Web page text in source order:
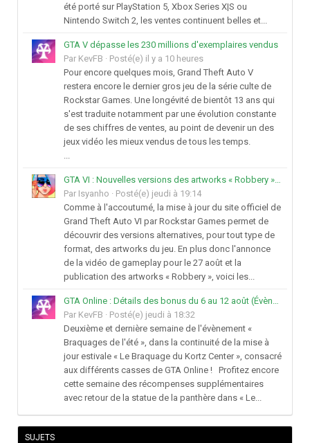
été porté sur PlayStation 5, Xbox Series X|S ou
Nintendo Switch 2, les ventes continuent belles et...
GTA V dépasse les 230 millions d'exemplaires vendus
Par KevFB · Posté(e) il y a 10 heures
Pour encore quelques mois, Grand Theft Auto V
restera encore le dernier gros jeu de la série culte de
Rockstar Games. Une longévité de bientôt 13 ans qui
s'est traduite notamment par une évolution constante
de ses chiffres de ventes, au point de devenir un des
jeux vidéo les mieux vendus de tous les temps.
Par Isyanho · Posté(e) jeudi à 19:14
Comme à l'accoutumé, la mise à jour du site officiel de
Grand Theft Auto VI par Rockstar Games permet de
découvrir des versions alternatives, pour tout type de
format, des artworks du jeu. En plus donc l'annonce
de la vidéo de gameplay pour le 27 août et la
publication des artworks « Robbery », voici les...
Par KevFB · Posté(e) jeudi à 18:32
Deuxième et dernière semaine de l'évènement «
Braquages de l'été », dans la continuité de la mise à
jour estivale « Le Braquage du Kortz Center », consacré
aux différents casses de GTA Online ! Profitez encore
cette semaine des récompenses supplémentaires
avec retour de la statue de la panthère dans « Le...
SUJETS